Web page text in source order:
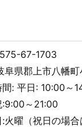
67-1703
阜県郡上市八幡
間: 平日: 10:00～
:9:00～21:00
:火曜（祝日の場